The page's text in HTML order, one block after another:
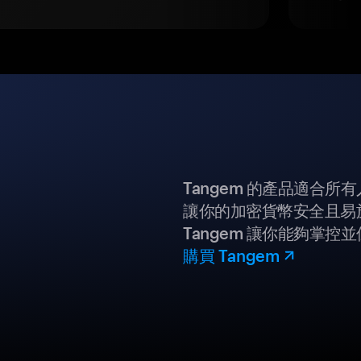
Tangem 的產品適合所
讓你的加密貨幣安全且
Tangem 讓你能夠掌控
購買 Tangem